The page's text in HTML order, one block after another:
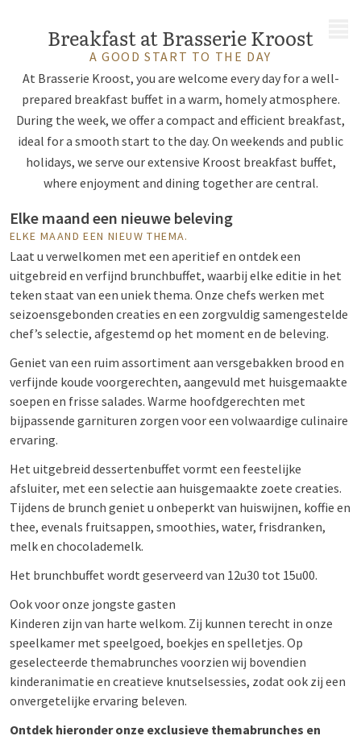
Breakfast at Brasserie Kroost
A GOOD START TO THE DAY
At Brasserie Kroost, you are welcome every day for a well-
prepared breakfast buffet in a warm, homely atmosphere.
During the week, we offer a compact and efficient breakfast,
ideal for a smooth start to the day. On weekends and public
holidays, we serve our extensive Kroost breakfast buffet,
where enjoyment and dining together are central.
Elke maand een nieuwe beleving
ELKE MAAND EEN NIEUW THEMA.
Laat u verwelkomen met een aperitief en ontdek een
uitgebreid en verfijnd brunchbuffet, waarbij elke editie in het
teken staat van een uniek thema. Onze chefs werken met
seizoensgebonden creaties en een zorgvuldig samengestelde
chef’s selectie, afgestemd op het moment en de beleving.
Geniet van een ruim assortiment aan versgebakken brood en
verfijnde koude voorgerechten, aangevuld met huisgemaakte
soepen en frisse salades. Warme hoofdgerechten met
bijpassende garnituren zorgen voor een volwaardige culinaire
ervaring.
Het uitgebreid dessertenbuffet vormt een feestelijke
afsluiter, met een selectie aan huisgemaakte zoete creaties.
Tijdens de brunch geniet u onbeperkt van huiswijnen, koffie en
thee, evenals fruitsappen, smoothies, water, frisdranken,
melk en chocolademelk.
Het brunchbuffet wordt geserveerd van 12u30 tot 15u00.
Ook voor onze jongste gasten
Kinderen zijn van harte welkom. Zij kunnen terecht in onze
speelkamer met speelgoed, boekjes en spelletjes. Op
geselecteerde themabrunches voorzien wij bovendien
kinderanimatie en creatieve knutselsessies, zodat ook zij een
onvergetelijke ervaring beleven.
Ontdek hieronder onze exclusieve themabrunches en